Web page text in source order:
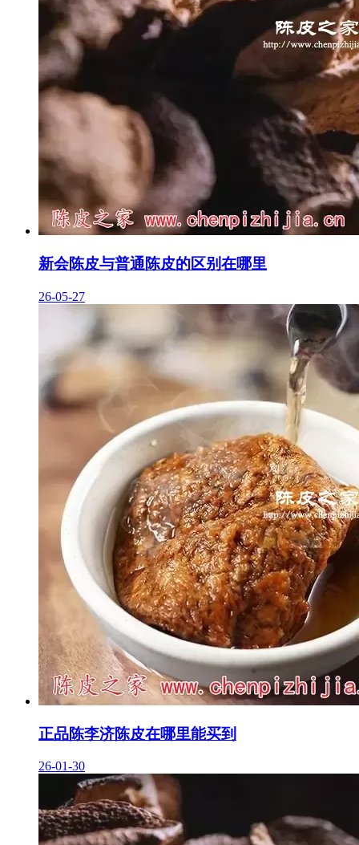
新会陈皮与普通陈皮的区别在哪里
26-05-27
正品陈李济陈皮在哪里能买到
26-01-30